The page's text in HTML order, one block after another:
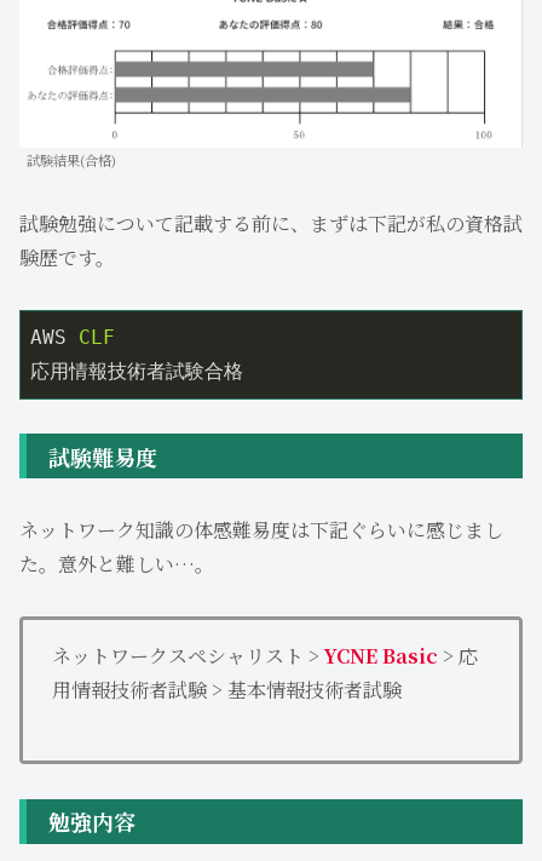
試験結果(合格)
試験勉強について記載する前に、まずは下記が私の資格試
験歴です。
AWS
CLF
応用情報技術者試験合格
試験難易度
ネットワーク知識の体感難易度は下記ぐらいに感じまし
た。意外と難しい…。
ネットワークスペシャリスト > YCNE Basic > 応
用情報技術者試験 > 基本情報技術者試験
勉強内容